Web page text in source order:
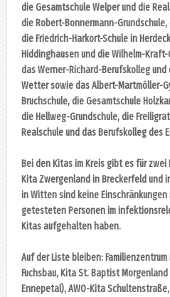
die Gesamtschule Welper und die
die Robert-Bonnermann-
die Friedrich-Harkort-Schule in
Hiddinghausen und die Wilhelm-
das Werner-Richard-Berufskolleg und
Wetter sowie das Albert-Martmöller-
Bruchschule, die Gesamtschule
die Hellweg-Grundschule, die
Realschule und das Berufskolleg des
Bei den Kitas im Kreis gibt es für
Kita Zwergenland in Breckerfeld und
in Witten sind keine
getesteten Personen im
Kitas aufgehalten haben.
Auf der Liste bleiben:
Fuchsbau, Kita St. Baptist
Ennepetal), AWO-Kita